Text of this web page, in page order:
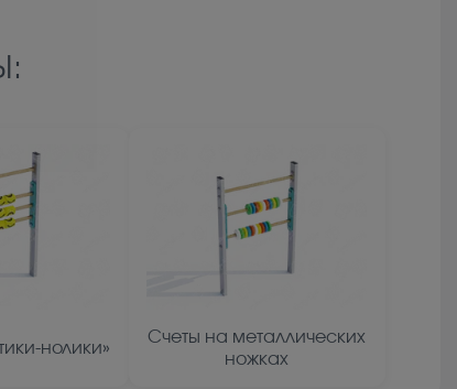
нолики»
Счеты на металлических
ножках